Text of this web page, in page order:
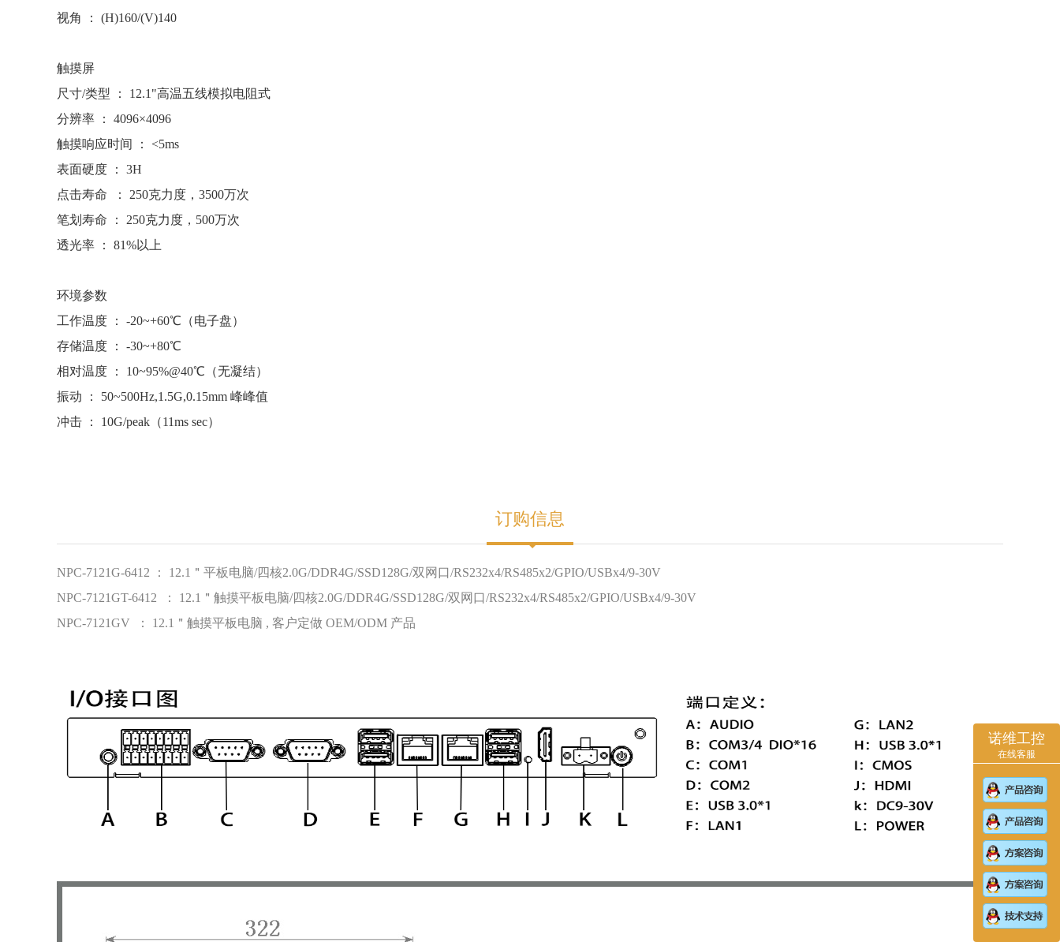
视角 ： (H)160/(V)140
触摸屏
尺寸/类型 ： 12.1"高温五线模拟电阻式
分辨率 ： 4096×4096
触摸响应时间 ： <5ms
表面硬度 ： 3H
点击寿命 ： 250克力度，3500万次
笔划寿命 ： 250克力度，500万次
透光率 ： 81%以上
环境参数
工作温度 ： -20~+60℃（电子盘）
存储温度 ： -30~+80℃
相对温度 ： 10~95%@40℃（无凝结）
振动 ： 50~500Hz,1.5G,0.15mm 峰峰值
冲击 ： 10G/peak（11ms sec）
订购信息
NPC-7121G-6412 ： 12.1＂平板电脑/四核2.0G/DDR4G/SSD128G/双网口/RS232x4/RS485x2/GPIO/USBx4/9-30V
NPC-7121GT-6412 ： 12.1＂触摸平板电脑/四核2.0G/DDR4G/SSD128G/双网口/RS232x4/RS485x2/GPIO/USBx4/9-30V
NPC-7121GV ： 12.1＂触摸平板电脑 , 客户定做 OEM/ODM 产品
诺维工控
在线客服